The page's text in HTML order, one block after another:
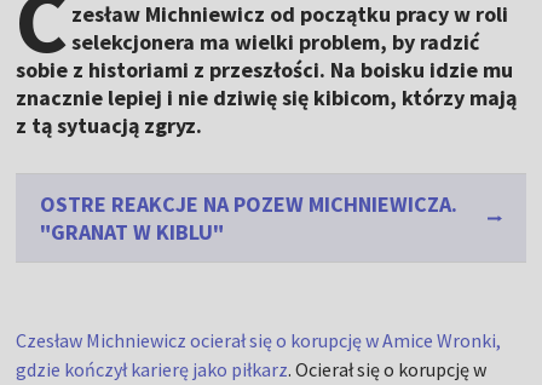
zesław Michniewicz od początku pracy w roli
selekcjonera ma wielki problem, by radzić
sobie z historiami z przeszłości. Na boisku idzie mu
znacznie lepiej i nie dziwię się kibicom, którzy mają
z tą sytuacją zgryz.
OSTRE REAKCJE NA POZEW MICHNIEWICZA.
"GRANAT W KIBLU"
Czesław Michniewicz ocierał się o korupcję w Amice Wronki,
gdzie kończył karierę jako piłkarz. Ocierał się o korupcję w